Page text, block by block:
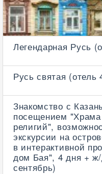
Легендарная Русь
Русь святая (отель
Знакомство с
посещением "Храма
религий",
экскурсии на
в интерактивной
дом Бая", 4 дня +
сентябрь)